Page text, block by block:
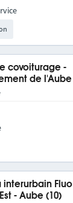
covoiturage -
de l'Aube
interurbain Fluo
- Aube (10)